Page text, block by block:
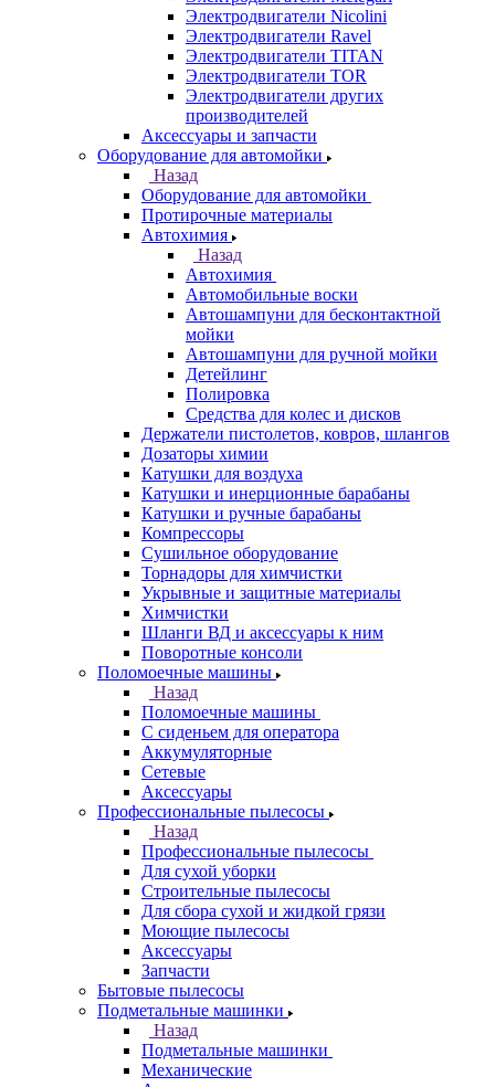
Электродвигатели Nicolini
Электродвигатели Ravel
Электродвигатели TITAN
Электродвигатели TOR
Электродвигатели других
производителей
Аксессуары и запчасти
Оборудование для автомойки
Назад
Оборудование для автомойки
Протирочные материалы
Автохимия
Назад
Автохимия
Автомобильные воски
Автошампуни для бесконтактной
мойки
Автошампуни для ручной мойки
Детейлинг
Полировка
Средства для колес и дисков
Держатели пистолетов, ковров, шлангов
Дозаторы химии
Катушки для воздуха
Катушки и инерционные барабаны
Катушки и ручные барабаны
Компрессоры
Сушильное оборудование
Торнадоры для химчистки
Укрывные и защитные материалы
Химчистки
Шланги ВД и аксессуары к ним
Поворотные консоли
Поломоечные машины
Назад
Поломоечные машины
С сиденьем для оператора
Аккумуляторные
Сетевые
Аксессуары
Профессиональные пылесосы
Назад
Профессиональные пылесосы
Для сухой уборки
Строительные пылесосы
Для сбора сухой и жидкой грязи
Моющие пылесосы
Аксессуары
Запчасти
Бытовые пылесосы
Подметальные машинки
Назад
Подметальные машинки
Механические